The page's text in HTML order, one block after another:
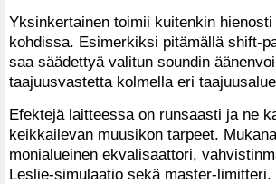
Yksinkertainen toimii kuitenkin
kohdissa. Esimerkiksi pitämällä shift-
saa säädettyä valitun soundin
taajuusvastetta kolmella eri
Efektejä laitteessa on runsaasti ja ne
keikkailevan muusikon tarpeet.
monialueinen ekvalisaattori,
Leslie-simulaatio sekä master-limitteri.